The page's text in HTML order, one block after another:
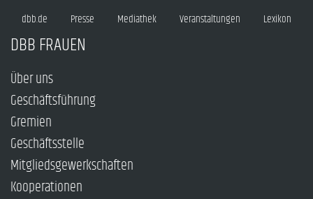
dbb.de Presse Mediathek Veranstaltungen Lexikon
DBB FRAUEN
Über uns
Geschäftsführung
Gremien
Geschäftsstelle
Mitgliedsgewerkschaften
Kooperationen